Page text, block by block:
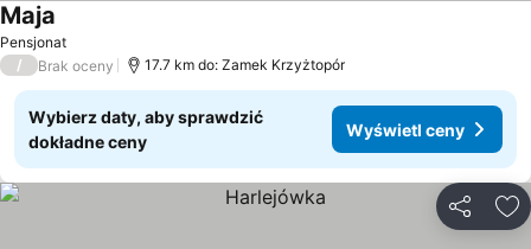
Pensjonat
Maja
/ Brak oceny 17.7 km do: Zamek Krzyżtopór
Wybierz daty, aby sprawdzić
dokładne ceny
Wyświetl ceny